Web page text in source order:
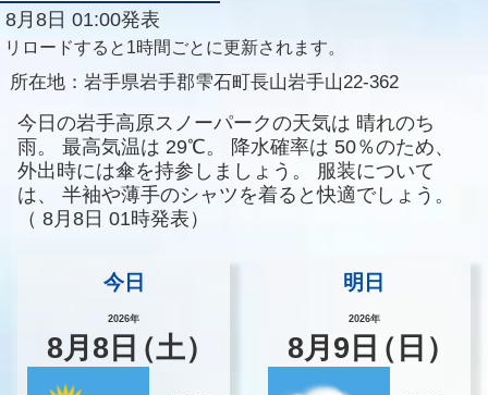
8月8日 01:00発表
リロードすると1時間ごとに更新されます。
所在地： 岩手県岩手郡雫石町長山岩手山22-362
今日の岩手高原スノーパークの天気は 晴れのち
雨。
最高気温は 29℃。 降水確率は 50％のため、
外出時には傘を持参しましょう。
服装について
は、
半袖や薄手のシャツを着ると快適でしょう。
（ 8月8日 01時発表）
今日
2026年
8月8 日（土）
明日
2026年
8月 9 日（日）